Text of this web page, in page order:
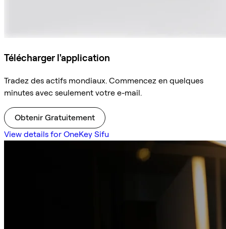
Télécharger l'application
Tradez des actifs mondiaux. Commencez en quelques
minutes avec seulement votre e-mail.
Obtenir Gratuitement
View details for OneKey Sifu